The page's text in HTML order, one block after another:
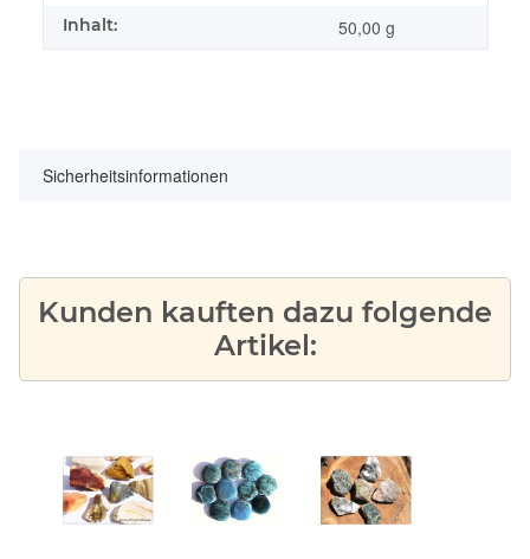
Inhalt: 50,00 g
Sicherheitsinformationen
Kunden kauften dazu folgende
Artikel: